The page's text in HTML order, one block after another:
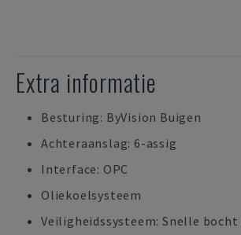
Extra informatie
Besturing: ByVision Buigen
Achteraanslag: 6-assig
Interface: OPC
Oliekoelsysteem
Veiligheidssysteem: Snelle bocht